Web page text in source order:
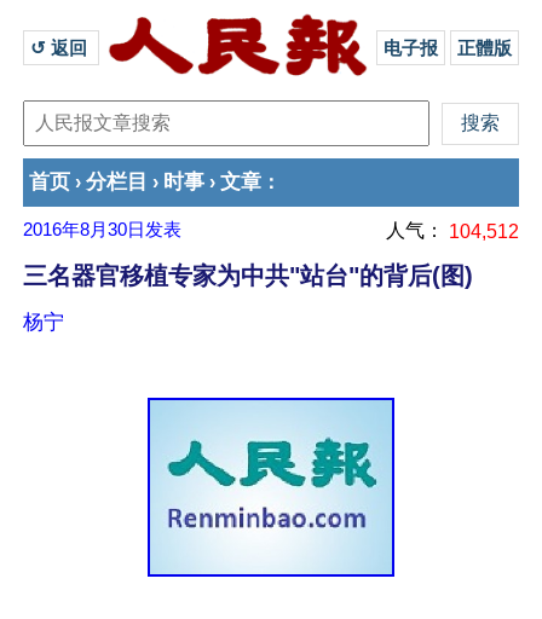
↺ 返回 电子报 正體版
首页 › 分栏目 › 时事 › 文章 ：
2016年8月30日 发表 人气： 104,512
三名器官移植专家为中共"站台"的背后(图)
杨宁